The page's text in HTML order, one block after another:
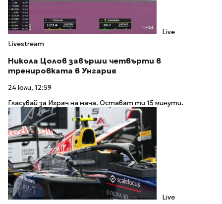
Live
Livestream
Никола Цолов завърши четвърти в
тренировката в Унгария
24 юли, 12:59
Гласувай за Играч на мача. Остават ти 15 минути.
Live